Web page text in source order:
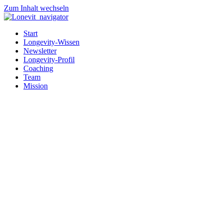
Zum Inhalt wechseln
Start
Longevity-Wissen
Newsletter
Longevity-Profil
Coaching
Team
Mission